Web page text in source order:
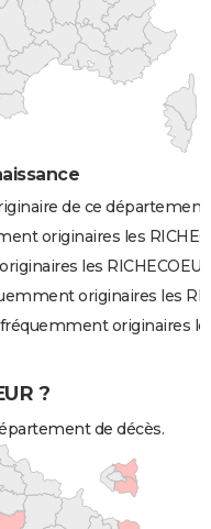
de ce département
originaires les
les
originaires les
originaires
?
de décès.